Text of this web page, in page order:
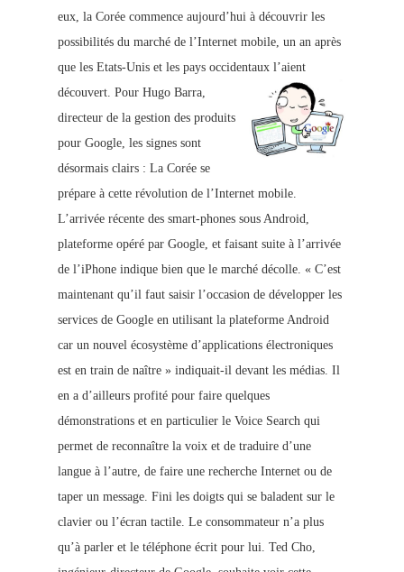
eux, la Corée commence aujourd’hui à découvrir les
possibilités du marché de l’Internet mobile, un an après
que les Etats-Unis et les pays occidentaux l’aient
découvert. Pour Hugo Barra,
directeur de la gestion des produits
pour Google, les signes sont
désormais clairs : La Corée se
prépare à cette révolution de l’Internet mobile.
L’arrivée récente des smart-phones sous Android,
plateforme opéré par Google, et faisant suite à l’arrivée
de l’iPhone indique bien que le marché décolle. « C’est
maintenant qu’il faut saisir l’occasion de développer les
services de Google en utilisant la plateforme Android
car un nouvel écosystème d’applications électroniques
est en train de naître » indiquait-il devant les médias. Il
en a d’ailleurs profité pour faire quelques
démonstrations et en particulier le Voice Search qui
permet de reconnaître la voix et de traduire d’une
langue à l’autre, de faire une recherche Internet ou de
taper un message. Fini les doigts qui se baladent sur le
clavier ou l’écran tactile. Le consommateur n’a plus
qu’à parler et le téléphone écrit pour lui. Ted Cho,